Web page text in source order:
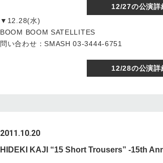
12/27の公演詳
▼12.28(水)
BOOM BOOM SATELLITES
問い合わせ：SMASH 03-3444-6751
12/28の公演詳
2011.10.20
HIDEKI KAJI “15 Short Trousers” -15th